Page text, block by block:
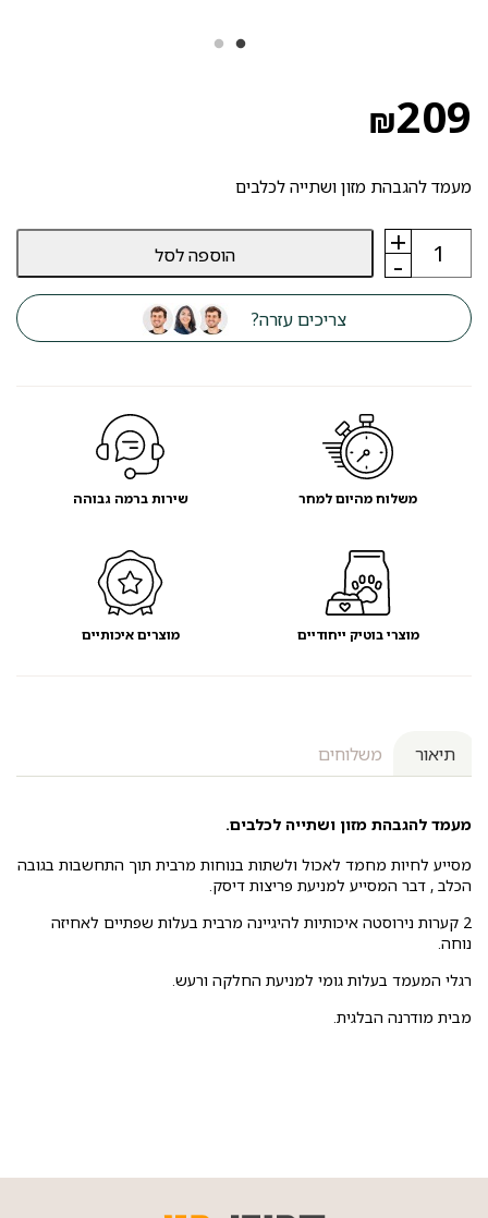
₪209
מעמד להגבהת מזון ושתייה לכלבים
-
כמות
מעמד
סקיי-בר
2500
מ"ל
+ הוספה לסל
צריכים עזרה?
תיאור משלוחים
מעמד להגבהת מזון ושתייה לכלבים.
מסייע לחיות מחמד לאכול ולשתות בנוחות מרבית תוך התחשבות בגובה
הכלב , דבר המסייע למניעת פריצות דיסק.
2 קערות נירוסטה איכותיות להיגיינה מרבית בעלות שפתיים לאחיזה
נוחה.
רגלי המעמד בעלות גומי למניעת החלקה ורעש.
מבית מודרנה הבלגית.
משלוח מהיום למחר שירות ברמה גבוהה
מוצרי בוטיק ייחודיים מוצרים איכותיים